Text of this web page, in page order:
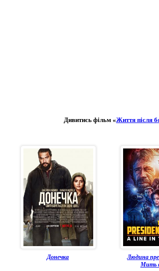
Дивитись фільм «Життя після
Донечка
Людина
Мить